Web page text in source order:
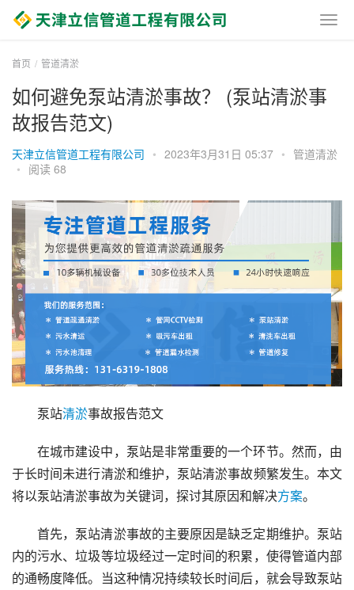
首页 管道清淤
如何避免泵站清淤事故？ (泵站清淤事
故报告范文)
天津立信管道工程有限公司 • 2023年3月31日 05:37 • 管道清淤
• 阅读 68
泵站清淤事故报告范文
在城市建设中，泵站是非常重要的一个环节。然而，由
于长时间未进行清淤和维护，泵站清淤事故频繁发生。本文
将以泵站清淤事故为关键词，探讨其原因和解决方案。
首先，泵站清淤事故的主要原因是缺乏定期维护。泵站
内的污水、垃圾等垃圾经过一定时间的积累，使得管道内部
的通畅度降低。当这种情况持续较长时间后，就会导致泵站